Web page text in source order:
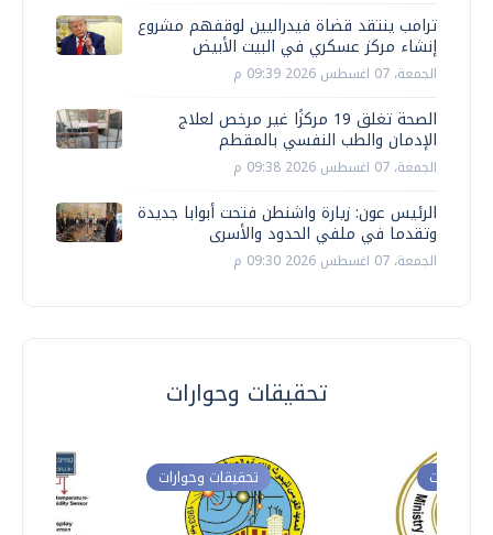
ترامب ينتقد قضاة فيدراليين لوقفهم مشروع
إنشاء مركز عسكري في البيت الأبيض
الجمعة، 07 اغسطس 2026 09:39 م
الصحة تغلق 19 مركزًا غير مرخص لعلاج
الإدمان والطب النفسي بالمقطم
الجمعة، 07 اغسطس 2026 09:38 م
الرئيس عون: زيارة واشنطن فتحت أبوابا جديدة
وتقدما في ملفي الحدود والأسرى
الجمعة، 07 اغسطس 2026 09:30 م
تحقيقات وحوارات
تحقيقات وحوارات وحوارات